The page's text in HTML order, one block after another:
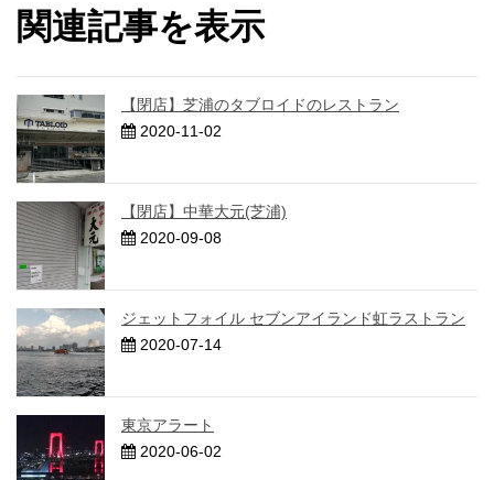
関連記事を表示
【閉店】芝浦のタブロイドのレストラン
2020-11-02
【閉店】中華大元(芝浦)
2020-09-08
ジェットフォイル セブンアイランド虹ラストラン
2020-07-14
東京アラート
2020-06-02